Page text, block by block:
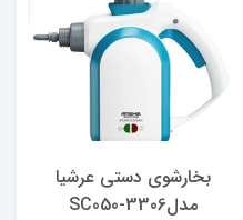
بخارشوی دستی عرشیا
مدلSC050-3306